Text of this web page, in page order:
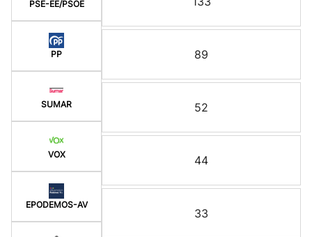
PSE-EE/PSOE
PP
SUMAR
VOX
EPODEMOS-AV
89
52
44
33